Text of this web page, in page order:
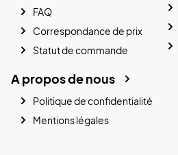
FAQ
Correspondance de prix
Statut de commande
A propos de nous
Politique de confidentialité
Mentions légales